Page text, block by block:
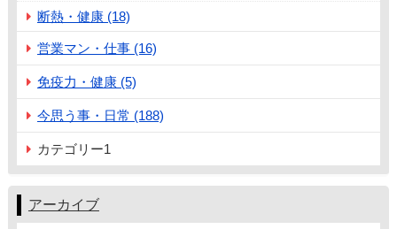
断熱・健康 (18)
営業マン・仕事 (16)
免疫力・健康 (5)
今思う事・日常 (188)
カテゴリー1
アーカイブ